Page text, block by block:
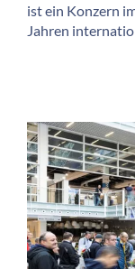
ist ein Konzern
Jahren